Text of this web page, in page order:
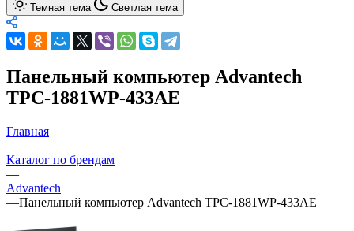
Темная тема Светлая тема
Панельный компьютер Advantech
TPC-1881WP-433AE
Главная
—
Каталог по брендам
—
Advantech
—Панельный компьютер Advantech TPC-1881WP-433AE